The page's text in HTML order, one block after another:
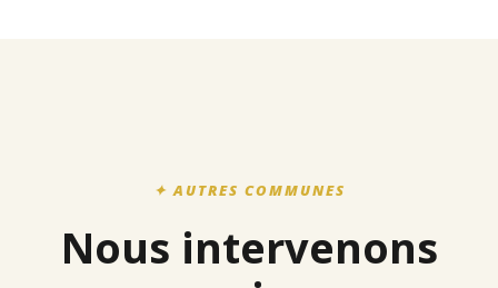
✦ AUTRES COMMUNES
Nous intervenons